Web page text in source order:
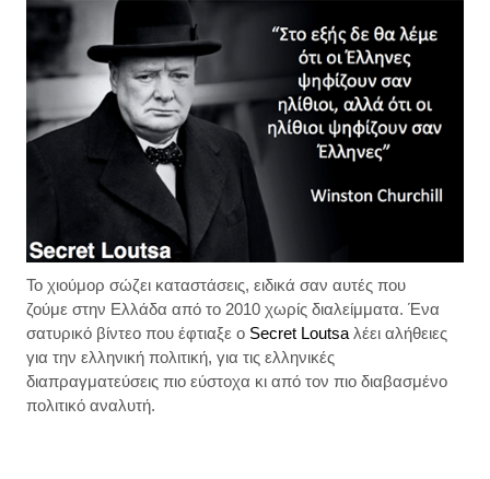
Το χιούμορ σώζει καταστάσεις, ειδικά σαν αυτές που
ζούμε στην Ελλάδα από το 2010 χωρίς διαλείμματα. Ένα
σατυρικό βίντεο που έφτιαξε ο Secret Loutsa λέει αλήθειες
για την ελληνική πολιτική, για τις ελληνικές
διαπραγματεύσεις πιο εύστοχα κι από τον πιο διαβασμένο
πολιτικό αναλυτή.